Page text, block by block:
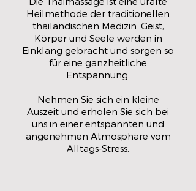
Heilmethode der traditionellen
thailändischen Medizin. Geist,
Körper und Seele werden in
Einklang gebracht und sorgen so
für eine ganzheitliche
Entspannung.
Nehmen Sie sich ein kleine
Auszeit und erholen Sie sich bei
uns in einer entspannten und
angenehmen Atmosphäre vom
Alltags-Stress.